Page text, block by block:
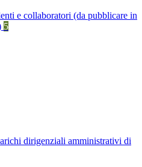
e collaboratori (da pubblicare in
5
dirigenziali amministrativi di